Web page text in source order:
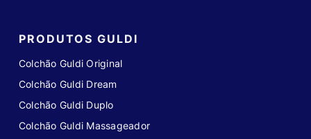
PRODUTOS GULDI
Colchão Guldi Original
Colchão Guldi Dream
Colchão Guldi Duplo
Colchão Guldi Massageador